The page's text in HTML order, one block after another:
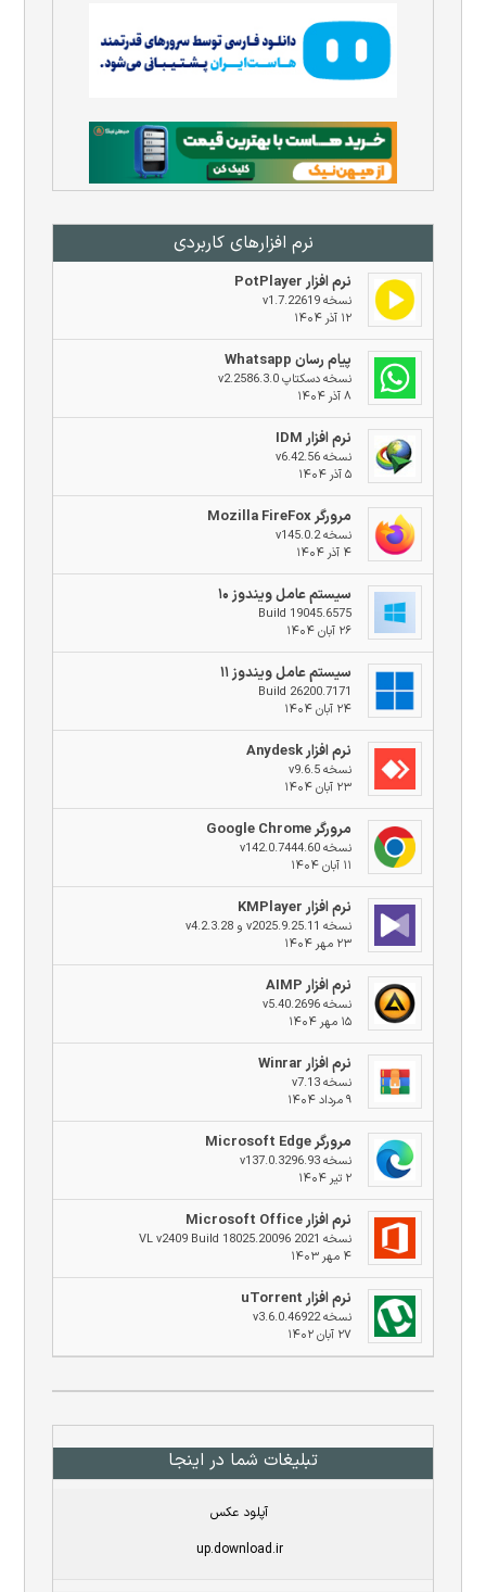
نرم افزار‌های کاربردی
نرم افزار PotPlayer
نسخه v1.7.22619
۱۲ آذر ۱۴۰۴
پیام رسان Whatsapp
نسخه دسکتاپ v2.2586.3.0
۸ آذر ۱۴۰۴
نرم افزار IDM
نسخه v6.42.56
۵ آذر ۱۴۰۴
مرورگر Mozilla FireFox
نسخه v145.0.2
۴ آذر ۱۴۰۴
سیستم عامل ویندوز ۱۰
Build 19045.6575
۲۶ آبان ۱۴۰۴
سیستم عامل ویندوز ۱۱
Build 26200.7171
۲۴ آبان ۱۴۰۴
نرم افزار Anydesk
نسخه v9.6.5
۲۳ آبان ۱۴۰۴
مرورگر Google Chrome
نسخه v142.0.7444.60
۱۱ آبان ۱۴۰۴
نرم افزار KMPlayer
نسخه v2025.9.25.11 و v4.2.3.28
۲۳ مهر ۱۴۰۴
نرم افزار AIMP
نسخه v5.40.2696
۱۵ مهر ۱۴۰۴
نرم افزار Winrar
نسخه v7.13
۹ مرداد ۱۴۰۴
مرورگر Microsoft Edge
نسخه v137.0.3296.93
۲ تیر ۱۴۰۴
نرم افزار Microsoft Office
نسخه 2021 VL v2409 Build 18025.20096
۴ مهر ۱۴۰۳
نرم افزار uTorrent
نسخه v3.6.0.46922
۲۷ آبان ۱۴۰۲
تبلیغات شما در اینجا
آپلود عکس
up.download.ir